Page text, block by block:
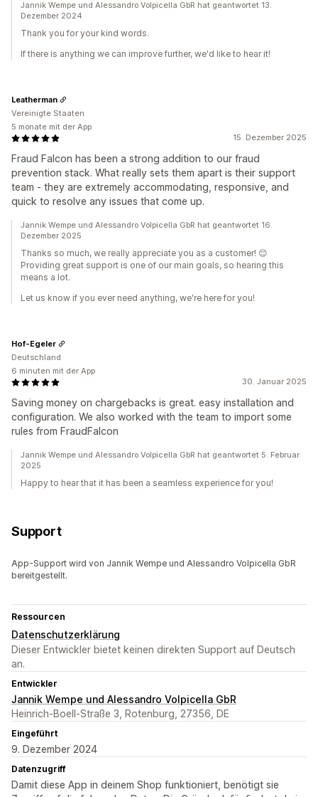
Jannik Wempe und Alessandro Volpicella GbR hat geantwortet 13.
Dezember 2024
Thank you for your kind words.
If there is anything we can improve further, we'd like to hear it!
15. Dezember 2025
Fraud Falcon has been a strong addition to our fraud
prevention stack. What really sets them apart is their support
team - they are extremely accommodating, responsive, and
quick to resolve any issues that come up.
Leatherman
Vereinigte Staaten
5 monate mit der App
Jannik Wempe und Alessandro Volpicella GbR hat geantwortet 16.
Dezember 2025
Thanks so much, we really appreciate you as a customer! 😊
Providing great support is one of our main goals, so hearing this
means a lot.
Let us know if you ever need anything, we're here for you!
30. Januar 2025
Saving money on chargebacks is great. easy installation and
configuration. We also worked with the team to import some
rules from FraudFalcon
Hof-Egeler
Deutschland
6 minuten mit der App
Jannik Wempe und Alessandro Volpicella GbR hat geantwortet 5. Februar
2025
Happy to hear that it has been a seamless experience for you!
Support
App-Support wird von Jannik Wempe und Alessandro Volpicella GbR
bereitgestellt.
Ressourcen
Datenschutzerklärung
Dieser Entwickler bietet keinen direkten Support auf Deutsch
an.
Entwickler
Jannik Wempe und Alessandro Volpicella GbR
Heinrich-Boell-Straße 3, Rotenburg, 27356, DE
Eingeführt
9. Dezember 2024
Datenzugriff
Damit diese App in deinem Shop funktioniert, benötigt sie